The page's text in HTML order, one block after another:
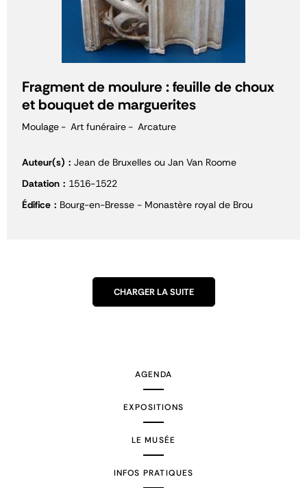
Fragment de moulure : feuille de choux
et bouquet de marguerites
Moulage Art funéraire Arcature
Auteur(s)
Jean de Bruxelles ou Jan Van Roome
Datation
1516-1522
Édifice
Bourg-en-Bresse - Monastère royal de Brou
CHARGER LA SUITE
AGENDA
EXPOSITIONS
LE MUSÉE
INFOS PRATIQUES